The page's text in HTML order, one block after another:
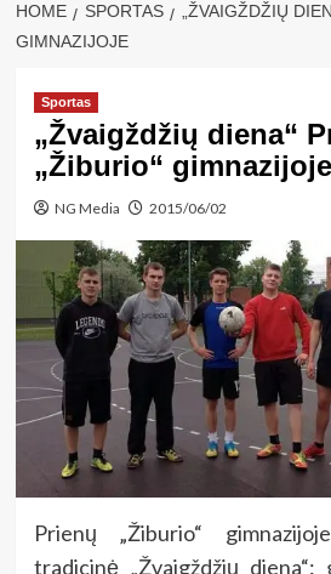
HOME SPORTAS
„ŽVAIGŽDŽIŲ
GIMNAZIJOJE
Sportas
„Žvaigždžių diena“
„Žiburio“ gimnazijoje
NG Media 2015/06/02
Prienų „Žiburio“
tradicinė „Žvaigždžių diena“: